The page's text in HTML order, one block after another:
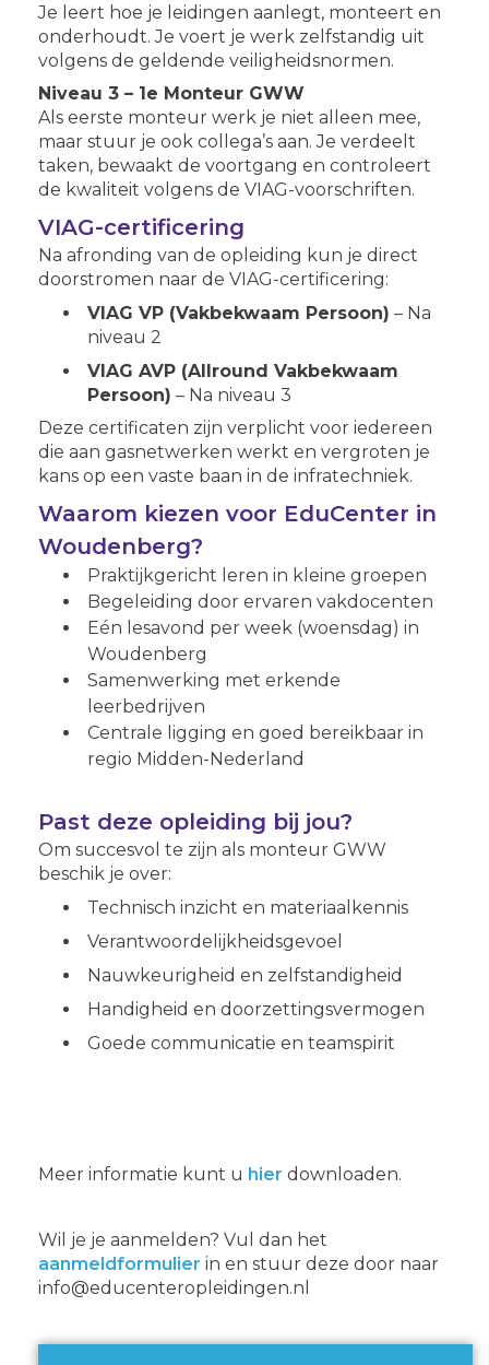
Je leert hoe je leidingen aanlegt, monteert en
onderhoudt. Je voert je werk zelfstandig uit
volgens de geldende veiligheidsnormen.
Niveau 3 – 1e Monteur GWW
Als eerste monteur werk je niet alleen mee,
maar stuur je ook collega’s aan. Je verdeelt
taken, bewaakt de voortgang en controleert
de kwaliteit volgens de VIAG-voorschriften.
VIAG-certificering
Na afronding van de opleiding kun je direct
doorstromen naar de VIAG-certificering:
VIAG VP (Vakbekwaam Persoon) – Na
niveau 2
VIAG AVP (Allround Vakbekwaam
Persoon) – Na niveau 3
Deze certificaten zijn verplicht voor iedereen
die aan gasnetwerken werkt en vergroten je
kans op een vaste baan in de infratechniek.
Waarom kiezen voor EduCenter in
Woudenberg?
Praktijkgericht leren in kleine groepen
Begeleiding door ervaren vakdocenten
Eén lesavond per week (woensdag) in
Woudenberg
Samenwerking met erkende
leerbedrijven
Centrale ligging en goed bereikbaar in
regio Midden-Nederland
Past deze opleiding bij jou?
Om succesvol te zijn als monteur GWW
beschik je over:
Technisch inzicht en materiaalkennis
Verantwoordelijkheidsgevoel
Nauwkeurigheid en zelfstandigheid
Handigheid en doorzettingsvermogen
Goede communicatie en teamspirit
Meer informatie kunt u hier downloaden.
Wil je je aanmelden? Vul dan het
aanmeldformulier in en stuur deze door naar
info@educenteropleidingen.nl